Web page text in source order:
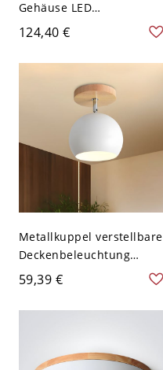
Gehäuse LED
Deckenlampe Rechteck
Schirm 1-Licht
Deckenleuchte - Weiß
110V-120V 38,1 cm
124,40 €
Metallkuppel verstellbare
Deckenbeleuchtung
minimalistisch einzeln
weiß halbflächenbündig
mit Holz-Canopy
59,39 €